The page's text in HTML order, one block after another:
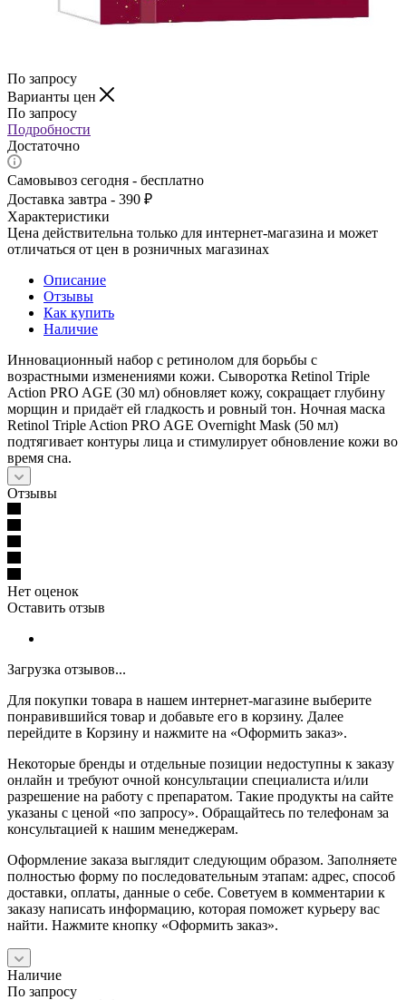
По запросу
Варианты цен
По запросу
Подробности
Достаточно
Самовывоз сегодня - бесплатно
Доставка завтра - 390 ₽
Характеристики
Цена действительна только для интернет-магазина и может
отличаться от цен в розничных магазинах
Описание
Отзывы
Как купить
Наличие
Инновационный набор с ретинолом для борьбы с
возрастными изменениями кожи. Сыворотка Retinol Triple
Action PRO AGE (30 мл) обновляет кожу, сокращает глубину
морщин и придаёт ей гладкость и ровный тон. Ночная маска
Retinol Triple Action PRO AGE Overnight Mask (50 мл)
подтягивает контуры лица и стимулирует обновление кожи во
время сна.
Отзывы
Нет оценок
Оставить отзыв
Загрузка отзывов...
Для покупки товара в нашем интернет-магазине выберите
понравившийся товар и добавьте его в корзину. Далее
перейдите в Корзину и нажмите на «Оформить заказ».
Некоторые бренды и отдельные позиции недоступны к заказу
онлайн и требуют очной консультации специалиста и/или
разрешение на работу с препаратом. Такие продукты на сайте
указаны с ценой «по запросу». Обращайтесь по телефонам за
консультацией к нашим менеджерам.
Оформление заказа выглядит следующим образом. Заполняете
полностью форму по последовательным этапам: адрес, способ
доставки, оплаты, данные о себе. Советуем в комментарии к
заказу написать информацию, которая поможет курьеру вас
найти. Нажмите кнопку «Оформить заказ».
Наличие
По запросу